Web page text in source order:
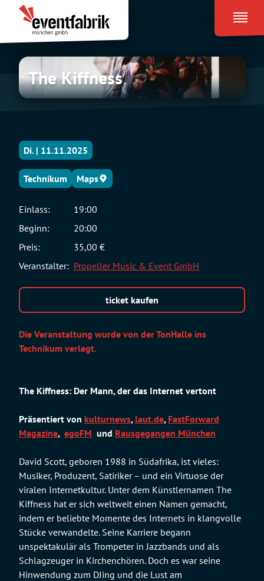
Inhalt
springen
Eventfabrik
München
The
Kiffness
The Kiffness
Die Veranstaltung wurde von der TonHalle ins
Technikum verlegt.
The Kiffness: Der Mann, der das Internet vertont
Präsentiert von kulturnews, laut.de, FastForward
Magazine, egoFM und Rausgegangen München
David Scott, geboren 1988 in Südafrika, ist vieles:
Musiker, Produzent, Satiriker – und ein Virtuose der
viralen Internetkultur. Unter dem Künstlernamen The
Kiffness hat er sich weltweit einen Namen gemacht,
indem er beliebte Momente des Internets in klangvolle
Stücke verwandelte. Seine Karriere begann
unspektakulär als Trompeter in Jazzbands und als
Schlagzeuger in Kirchenchören. Doch es war seine
Hinwendung zum DJing und die Lust am
Di. | 11.11.2025
Technikum Maps
Einlass:
19:00
Beginn:
20:00
Preis:
35,00 €
Veranstalter: Propeller Music & Event GmbH
ticket kaufen